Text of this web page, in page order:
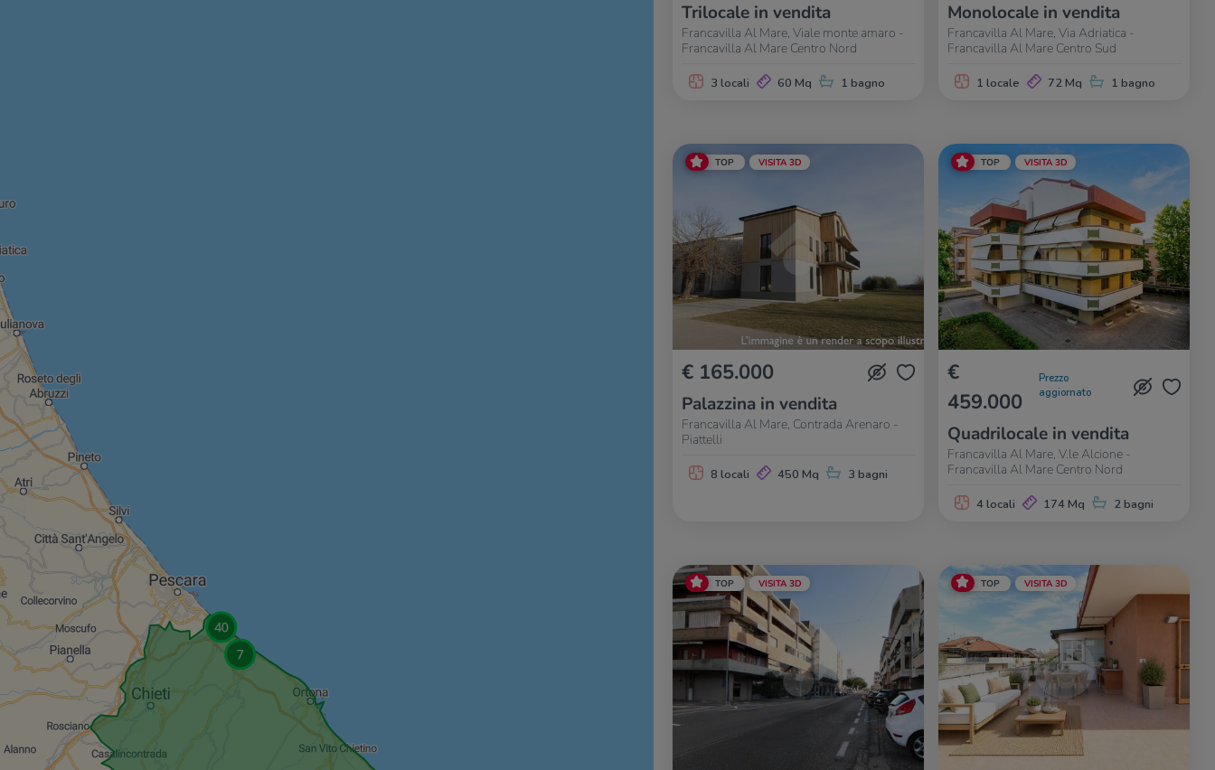
Trilocale in vendita
Francavilla Al Mare, Viale monte amaro -
Francavilla Al Mare Centro Nord
3 locali 60 Mq 1 bagno
Monolocale in vendita
Francavilla Al Mare, Via Adriatica -
Francavilla Al Mare Centro Sud
1 locale 72 Mq 1 bagno
TOP VISITA 3D
€ 165.000
Palazzina in vendita
Francavilla Al Mare, Contrada Arenaro -
Piattelli
8 locali 450 Mq 3 bagni
TOP VISITA 3D
€
459.000
Prezzo
aggiornato
Quadrilocale in vendita
Francavilla Al Mare, V.le Alcione -
Francavilla Al Mare Centro Nord
4 locali 174 Mq 2 bagni
TOP VISITA 3D TOP VISITA 3D